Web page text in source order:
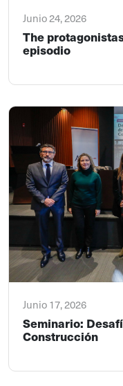
Junio 24, 2026
The
episodio
Junio 17, 2026
Seminario:
Construcción